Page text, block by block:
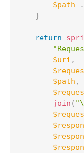
$path
.
}
return
$uri ,
$path ,
join (